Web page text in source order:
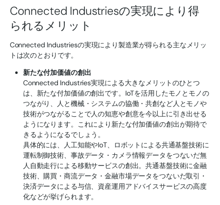
Connected Industriesの実現により得
られるメリット
Connected Industriesの実現により製造業が得られる主なメリッ
トは次のとおりです。
新たな付加価値の創出
Connected Industries実現による大きなメリットのひとつ
は、新たな付加価値の創出です。IoTを活用したモノとモノの
つながり、人と機械・システムの協働・共創など人とモノや
技術がつながることで人の知恵や創意を今以上に引き出せる
ようになります。これにより新たな付加価値の創出が期待で
きるようになるでしょう。
具体的には、人工知能やIoT、ロボットによる共通基盤技術に
運転制御技術、事故データ・カメラ情報データをつないだ無
人自動走行による移動サービスの創出。共通基盤技術に金融
技術、購買・商流データ・金融市場データをつないだ取引・
決済データによる与信、資産運用アドバイスサービスの高度
化などが挙げられます。